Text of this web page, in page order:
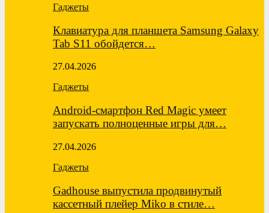
Гаджеты
Клавиатура для планшета Samsung Galaxy
Tab S11 обойдется…
27.04.2026
Гаджеты
Android-смартфон Red Magic умеет
запускать полноценные игры для…
27.04.2026
Гаджеты
Gadhouse выпустила продвинутый
кассетный плейер Miko в стиле…